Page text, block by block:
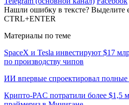
Нашли ошибку в тексте? Выделите
CTRL+ENTER
Материалы по теме
SpaceX и Tesla инвестируют $17
по производству чипов
ИИ впервые спроектировал
Крипто-PAC потратили более $1,5